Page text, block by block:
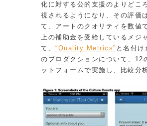
化に対する公的支援のよりどこ
視されるようになり、その評価
て、アートのクオリティを数値
上の補助金を受給しているメ
て、 “Quality Metrics” と名付
のプロダクションについて、
ットフォームで実施し、比較分